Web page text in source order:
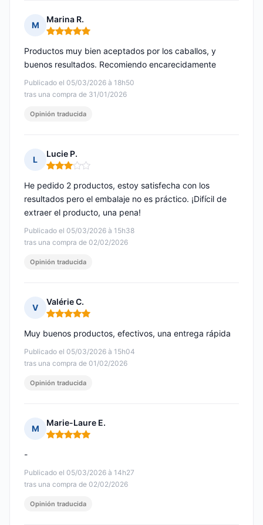
M
Marina R.
Nota: 5 de 5
Publicado el 05/03/2026 à 18h50
tras una compra de 31/01/2026
Productos muy bien aceptados por los caballos, y
buenos resultados. Recomiendo encarecidamente
Opinión traducida
L
Lucie P.
Nota: 3 de 5
Publicado el 05/03/2026 à 15h38
tras una compra de 02/02/2026
He pedido 2 productos, estoy satisfecha con los
resultados pero el embalaje no es práctico. ¡Difícil de
extraer el producto, una pena!
Opinión traducida
V
Valérie C.
Nota: 5 de 5
Publicado el 05/03/2026 à 15h04
tras una compra de 01/02/2026
Muy buenos productos, efectivos, una entrega rápida
Opinión traducida
M
Marie-Laure E.
Nota: 5 de 5
Publicado el 05/03/2026 à 14h27
tras una compra de 02/02/2026
-
Opinión traducida